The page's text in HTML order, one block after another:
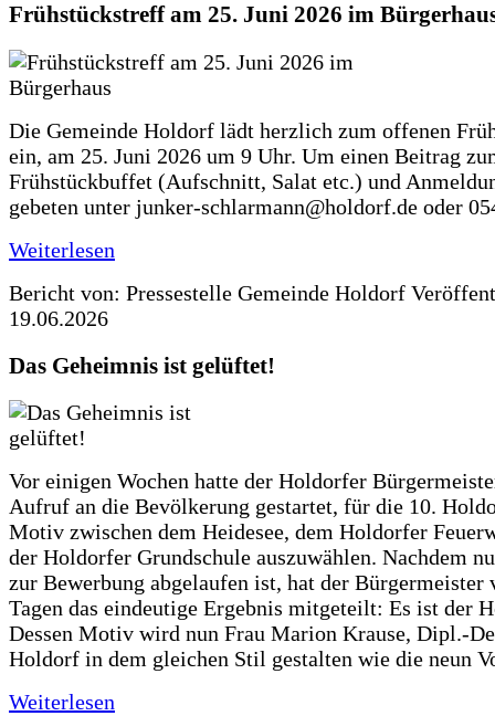
Frühstückstreff am 25. Juni 2026 im
Die Gemeinde Holdorf lädt herzlich zum offenen
ein, am 25. Juni 2026 um 9 Uhr. Um einen Beitrag
Frühstückbuffet (Aufschnitt, Salat etc.) und
gebeten unter junker-schlarmann@holdorf.de oder
Weiterlesen
Bericht von: Pressestelle Gemeinde Holdorf
19.06.2026
Das Geheimnis ist gelüftet!
Vor einigen Wochen hatte der Holdorfer
Aufruf an die Bevölkerung gestartet, für die 10.
Motiv zwischen dem Heidesee, dem Holdorfer
der Holdorfer Grundschule auszuwählen. Nachdem
zur Bewerbung abgelaufen ist, hat der Bürgermeister
Tagen das eindeutige Ergebnis mitgeteilt: Es ist der
Dessen Motiv wird nun Frau Marion Krause, Dipl.-
Holdorf in dem gleichen Stil gestalten wie die neun
Weiterlesen